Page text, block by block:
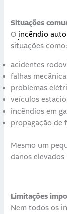
Situações
O incêndio
situações como:
acidentes
falhas
problemas
veículos
incêndios em
propagação de
Mesmo um
danos
Limitações
Nem todos os